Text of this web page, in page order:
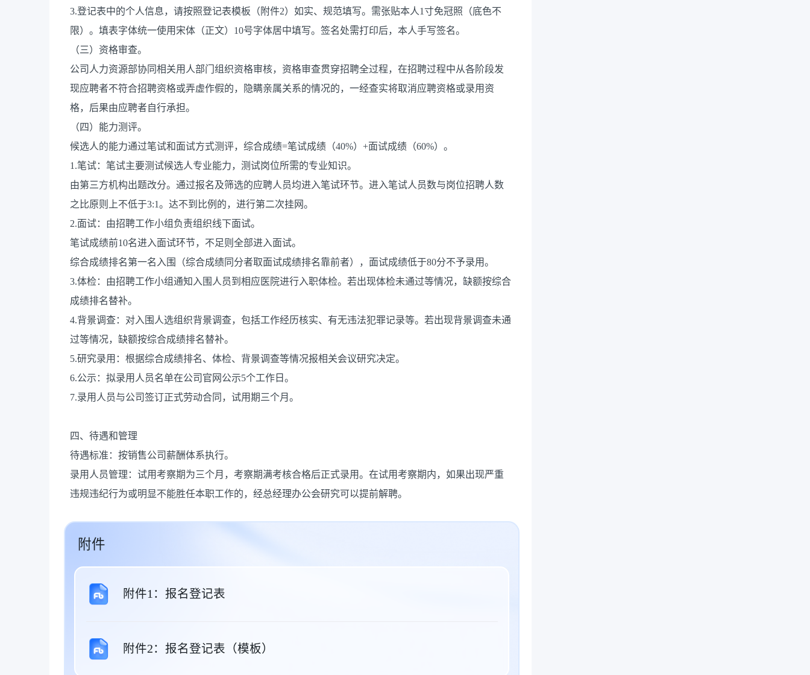
3.登记表中的个人信息，请按照登记表模板（附件2）如实、规范填写。需张贴本人1寸免冠照（底色不
限）。填表字体统一使用宋体（正文）10号字体居中填写。签名处需打印后，本人手写签名。
（三）资格审查。
公司人力资源部协同相关用人部门组织资格审核，资格审查贯穿招聘全过程，在招聘过程中从各阶段发
现应聘者不符合招聘资格或弄虚作假的，隐瞒亲属关系的情况的，一经查实将取消应聘资格或录用资
格，后果由应聘者自行承担。
（四）能力测评。
候选人的能力通过笔试和面试方式测评，综合成绩=笔试成绩（40%）+面试成绩（60%）。
1.笔试：笔试主要测试候选人专业能力，测试岗位所需的专业知识。
由第三方机构出题改分。通过报名及筛选的应聘人员均进入笔试环节。进入笔试人员数与岗位招聘人数
之比原则上不低于3:1。达不到比例的，进行第二次挂网。
2.面试：由招聘工作小组负责组织线下面试。
笔试成绩前10名进入面试环节，不足则全部进入面试。
综合成绩排名第一名入围（综合成绩同分者取面试成绩排名靠前者），面试成绩低于80分不予录用。
3.体检：由招聘工作小组通知入围人员到相应医院进行入职体检。若出现体检未通过等情况，缺额按综合
成绩排名替补。
4.背景调查：对入围人选组织背景调查，包括工作经历核实、有无违法犯罪记录等。若出现背景调查未通
过等情况，缺额按综合成绩排名替补。
5.研究录用：根据综合成绩排名、体检、背景调查等情况报相关会议研究决定。
6.公示：拟录用人员名单在公司官网公示5个工作日。
7.录用人员与公司签订正式劳动合同，试用期三个月。
四、待遇和管理
待遇标准：按销售公司薪酬体系执行。
录用人员管理：试用考察期为三个月，考察期满考核合格后正式录用。在试用考察期内，如果出现严重
违规违纪行为或明显不能胜任本职工作的，经总经理办公会研究可以提前解聘。
附件
附件1：报名登记表
附件2：报名登记表（模板）